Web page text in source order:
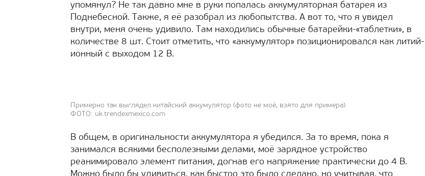
упомянул? Не так давно мне в руки попалась аккумуляторная батарея из
Поднебесной. Также, я её разобрал из любопытства. А вот то, что я увидел
внутри, меня очень удивило. Там находились обычные батарейки-«таблетки», в
количестве 8 шт. Стоит отметить, что «аккумулятор» позиционировался как литий-
ионный с выходом 12 В.
Примерно так выглядел китайский аккумулятор (фото не моё, взято для примера)
ФОТО: uk.trendexmexico.com
В общем, в оригинальности аккумулятора я убедился. За то время, пока я
занимался всякими бесполезными делами, моё зарядное устройство
реанимировало элемент питания, догнав его напряжение практически до 4 В.